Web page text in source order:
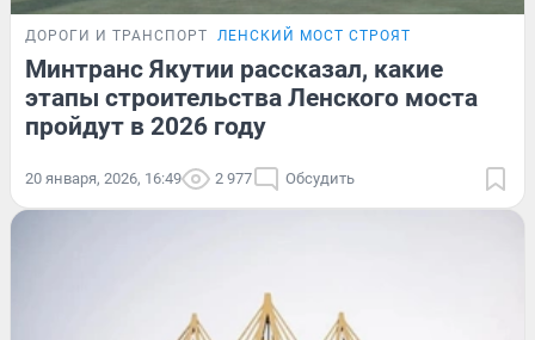
ДОРОГИ И ТРАНСПОРТ ЛЕНСКИЙ МОСТ СТРОЯТ
Минтранс Якутии рассказал, какие
этапы строительства Ленского моста
пройдут в 2026 году
20 января, 2026, 16:49 2 977 Обсудить